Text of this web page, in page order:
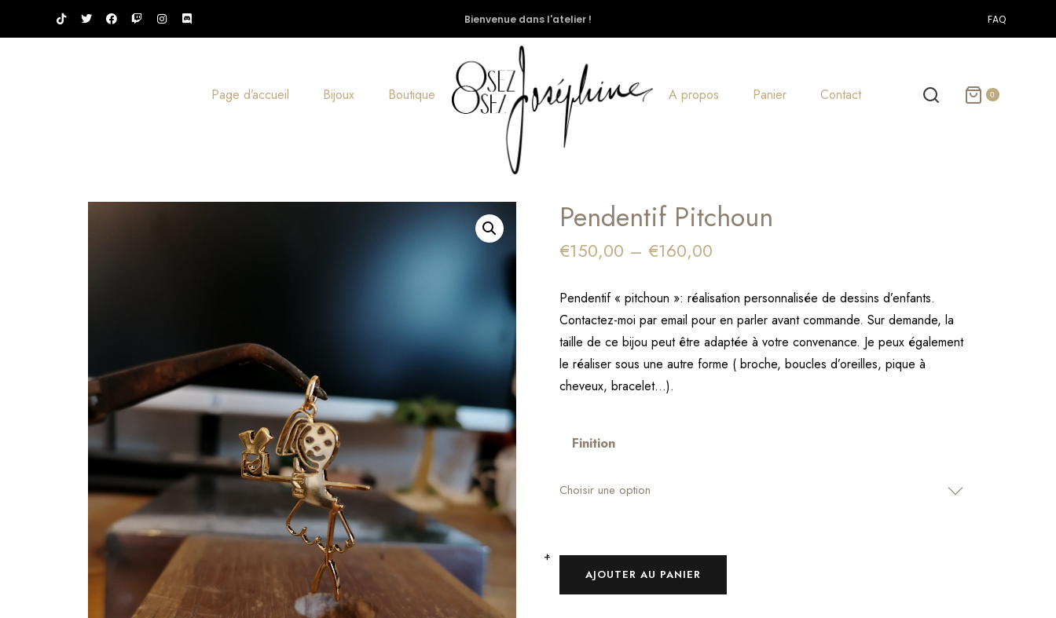
Bienvenue dans l'atelier ! FAQ
Page d’accueil Bijoux Boutique A propos Panier Contact 0
Pendentif Pitchoun
€150,00 – €160,00
Pendentif « pitchoun »: réalisation personnalisée de dessins d’enfants.
Contactez-moi par email pour en parler avant commande. Sur demande, la
taille de ce bijou peut être adaptée à votre convenance. Je peux également
le réaliser sous une autre forme ( broche, boucles d’oreilles, pique à
cheveux, bracelet…).
Finition
Choisir une option
+
-
AJOUTER AU PANIER